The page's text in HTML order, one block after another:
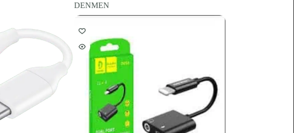
DENMEN